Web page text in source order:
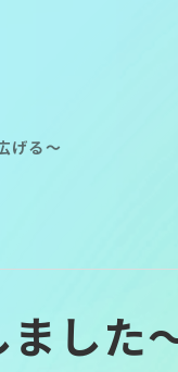
Movie
Movie
げる～
した